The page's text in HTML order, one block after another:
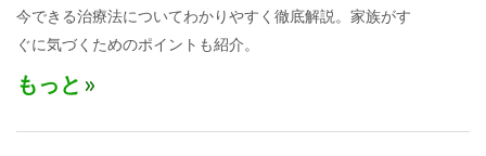
今できる治療法についてわかりやすく徹底解説。家族がす
ぐに気づくためのポイントも紹介。
もっと